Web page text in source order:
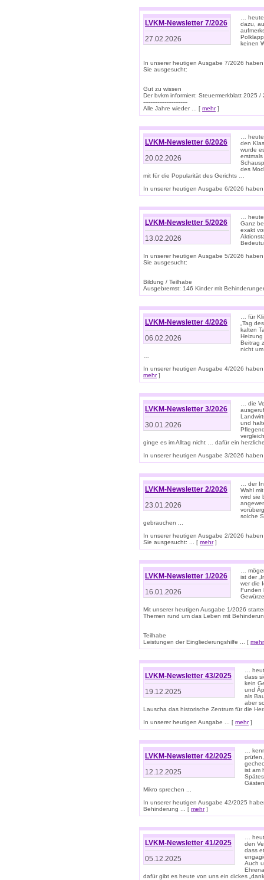
LVKM-Newsletter 7/2026
27.02.2026
…
dazu,
keinen
In unserer heutigen Ausgabe 7/2026
Sie ausgesucht:
Gut zu wissen
Der bvkm informiert: Steuermerkblatt 2025 /
-------------------------
Alle Jahre wieder ... [ mehr]
LVKM-Newsletter 6/2026
20.02.2026
…
den
wurde
des
mit für die Popularität des Gerichts …
In unserer heutigen Ausgabe 6/2026
LVKM-Newsletter 5/2026
13.02.2026
…
Ganz
exakt
In unserer heutigen Ausgabe 5/2026
Sie ausgesucht:
Bildung / Teilhabe
Ausgebremst: 146 Kinder mit
LVKM-Newsletter 4/2026
06.02.2026
… für
„Tag
kalten
Beitrag
nicht
In unserer heutigen Ausgabe 4/2026
mehr]
LVKM-Newsletter 3/2026
30.01.2026
… die
und
ginge es im Alltag nicht … dafür ein
In unserer heutigen Ausgabe 3/2026
LVKM-Newsletter 2/2026
23.01.2026
… der
Wahl
wird sie
solche
gebrauchen ...
In unserer heutigen Ausgabe 2/2026
Sie ausgesucht: ... [ mehr]
LVKM-Newsletter 1/2026
16.01.2026
…
ist der
wer die
Funden
Mit unserer heutigen Ausgabe 1/2026
Themen rund um das Leben mit
Teilhabe
Leistungen der Eingliederungshilfe ... [ mehr
LVKM-Newsletter 43/2025
19.12.2025
…
dass
kein
und
als
aber
Lauscha das historische Zentrum für die
In unserer heutigen Ausgabe ... [ mehr]
LVKM-Newsletter 42/2025
12.12.2025
…
ist am
Mikro sprechen ...
In unserer heutigen Ausgabe 42/2025
Behinderung ... [ mehr]
LVKM-Newsletter 41/2025
05.12.2025
…
den
dass
Auch
dafür gibt es heute von uns ein dickes